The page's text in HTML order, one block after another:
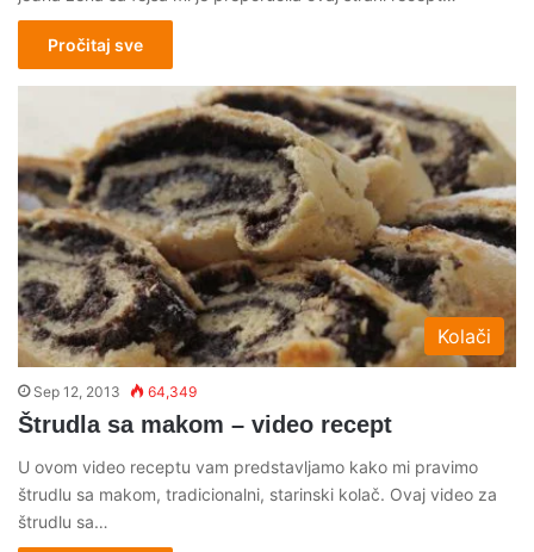
Pročitaj sve
Kolači
Sep 12, 2013 64,349
Štrudla sa makom – video recept
U ovom video receptu vam predstavljamo kako mi pravimo
štrudlu sa makom, tradicionalni, starinski kolač. Ovaj video za
štrudlu sa…